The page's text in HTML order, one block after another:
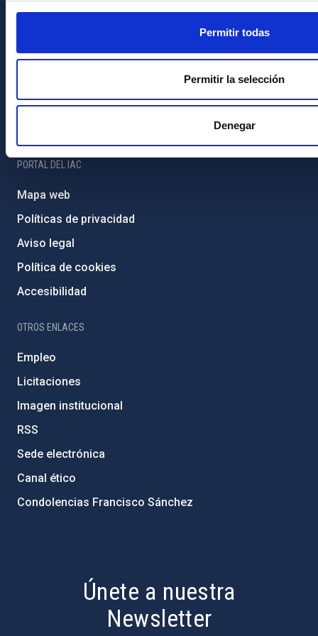
Permitir todas
Permitir la selección
Denegar
Proyectos institucionales
Programa Severo Ochoa
PORTAL DEL IAC
Mapa web
Políticas de privacidad
Aviso legal
Política de cookies
Accesibilidad
OTROS ENLACES
Empleo
Licitaciones
Imagen institucional
RSS
Sede electrónica
Canal ético
Condolencias Francisco Sánchez
Únete a nuestra
Newsletter